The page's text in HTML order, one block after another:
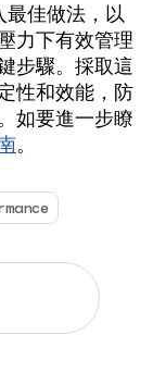
最佳做法，以
力下有效管理
步驟。採取這
性和效能，防
如要進一步瞭
。